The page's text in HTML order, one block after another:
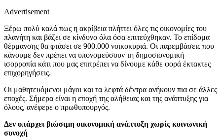
Advertisement
Ξέρω πολύ καλά πως η ακρίβεια πλήττει όλες τις οικονομίες του
πλανήτη και βάζει σε κίνδυνο όλα όσα επιτεύχθηκαν. Το επίδομα
θέρμανσης θα φτάσει σε 900.000 νοικοκυριά. Οι παρεμβάσεις που
κάνουμε δεν πρέπει να υπονομεύσουν τη δημοσιονομική
ισορροπία κάτι που μας επιτρέπει να δίνουμε κάθε φορά έκτακτες
επιχορηγήσεις.
Οι μαθητευόμενοι μάγοι και τα λεφτά δέντρα ανήκουν πια σε άλλες
εποχές. Σήμερα είναι η εποχή της αλήθειας και της ανάπτυξης για
όλους, ανέφερε ο πρωθυπουργός.
Δεν υπάρχει βιώσιμη οικονομική ανάπτυξη χωρίς κοινωνική
συνοχή